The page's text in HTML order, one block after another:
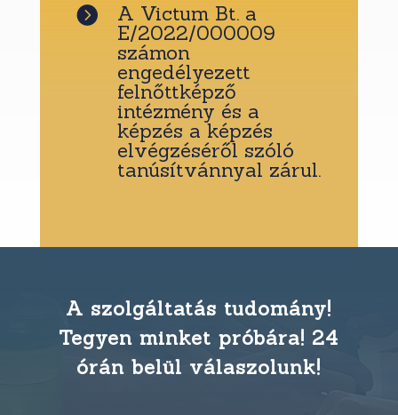
 A Victum Bt. a
E/2022/000009
számon
engedélyezett
felnőttképző
intézmény és a
képzés a képzés
elvégzéséről szóló
tanúsítvánnyal zárul.
A szolgáltatás tudomány!
Tegyen minket próbára! 24
órán belül válaszolunk!